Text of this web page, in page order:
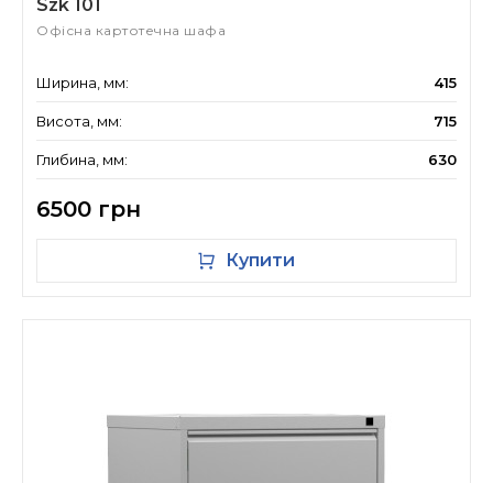
Szk 101
Офісна картотечна шафа
Ширина, мм: 415
Висота, мм: 715
Глибина, мм: 630
6500 грн
Купити